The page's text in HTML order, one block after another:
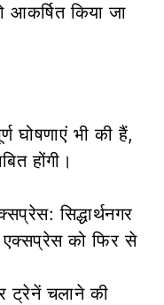
आकर्षित किया जा
घोषणाएं भी की हैं,
होंगी।
सिद्धार्थनगर
एक्सप्रेस को फिर से
चलाने की